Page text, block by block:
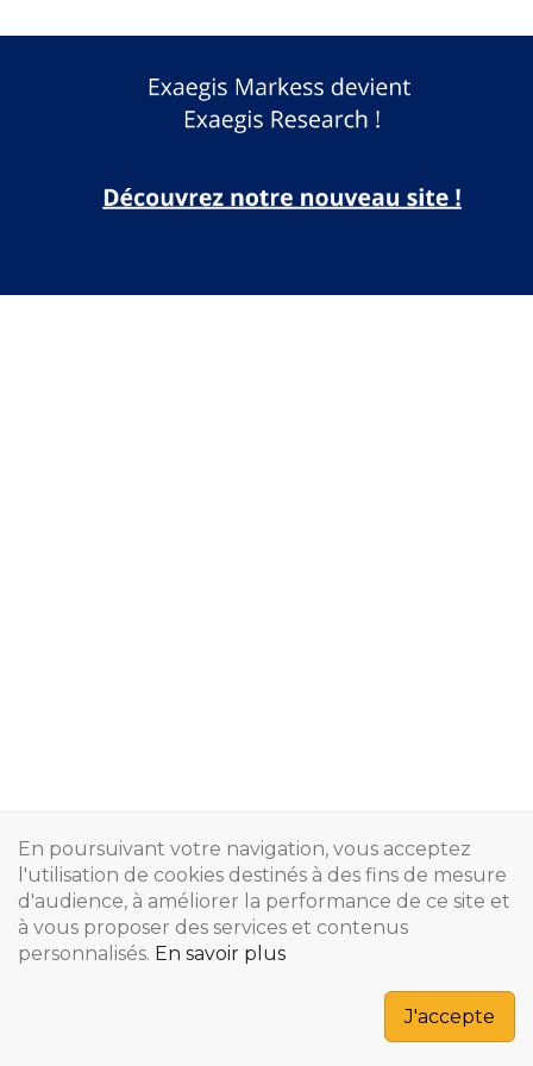
En poursuivant votre navigation, vous acceptez
l'utilisation de cookies destinés à des fins de mesure
d'audience, à améliorer la performance de ce site et
à vous proposer des services et contenus
personnalisés. En savoir plus
J'accepte